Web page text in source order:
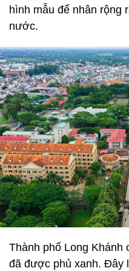
hình mẫu để nhân rộng
nước.
Thành phố Long Khánh
đã được phủ xanh. Đây